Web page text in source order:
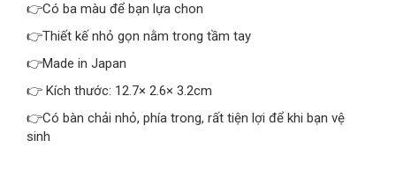
👉Có ba màu để bạn lựa chon
👉Thiết kế nhỏ gọn nằm trong tầm tay
👉Made in Japan
👉 Kích thước: 12.7× 2.6× 3.2cm
👉Có bàn chải nhỏ, phía trong, rất tiện lợi để khi bạn vệ
sinh